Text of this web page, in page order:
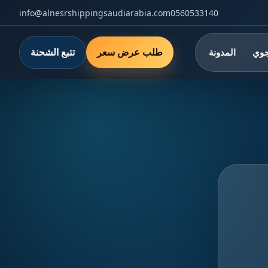
0560533140
info@alnesrshippingsaudiarabia.com
المدونة طلب عرض سعر تتبع الشحنة